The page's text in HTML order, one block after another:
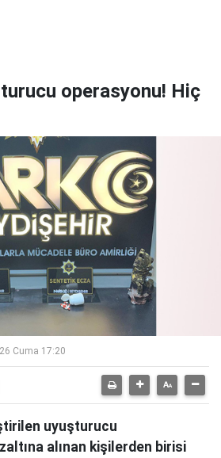
operasyonu! Hiç
Cuma 17:20
uyuşturucu
alınan kişilerden birisi